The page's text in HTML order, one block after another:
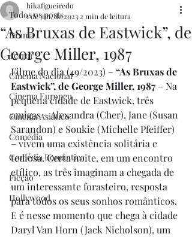
Todos os posts
Drama
Terror
Cinema Nacional
Cinema Europeu
Cinema Asiático
Comédia
Comédia Romântica
Ficção
Hollywood
“As Bruxas de Eastwick”, de
George Miller, 1987
hikafigueiredo
1 de jun. de 2023 2 min de leitura
Filme do dia (49/2023) – “As Bruxas de
Eastwick”, de George Miller, 1987 – Na
pequena cidade de Eastwick, três
amigas – Alexandra (Cher), Jane (Susan
Sarandon) e Soukie (Michelle Pfeiffer)
– vivem uma existência solitária e
tediosa. Certa noite, em um encontro
etílico, as três imaginam a chegada de
um interessante forasteiro, resposta
para todos os seus sonhos românticos.
E é nesse momento que chega à cidade
Daryl Van Horn (Jack Nicholson), um